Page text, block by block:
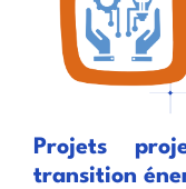
Projets
transition